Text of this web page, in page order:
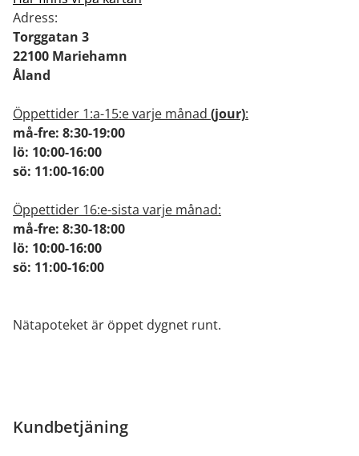
Adress:
Torggatan 3
22100 Mariehamn
Åland
Öppettider 1:a-15:e varje månad (jour):
må-fre: 8:30-19:00
lö: 10:00-16:00
sö: 11:00-16:00
Öppettider 16:e-sista varje månad:
må-fre: 8:30-18:00
lö: 10:00-16:00
sö: 11:00-16:00
Nätapoteket är öppet dygnet runt.
Kundbetjäning